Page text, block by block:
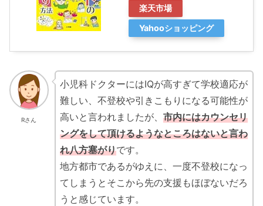
楽天市場
Yahooショッピング
Rさん
小児科ドクターにはIQが高すぎて学校適応が
難しい、不登校や引きこもりになる可能性が
高いと言われましたが、 市内にはカウンセリ
ングをして頂けるようなところはないと言わ
れ八方塞がりです。
地方都市であるがゆえに、一度不登校になっ
てしまうとそこから先の支援もほぼないだろ
うと感じています。